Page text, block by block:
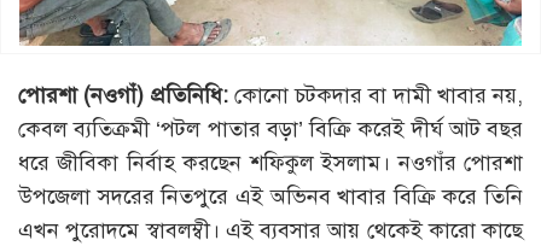
পোরশা (নওগাঁ) প্রতিনিধি:কোনো চটকদার বা দামী খাবার নয়,
কেবল ব্যতিক্রমী ‘পটল পাতার বড়া’ বিক্রি করেই দীর্ঘ আট বছর
ধরে জীবিকা নির্বাহ করছেন শফিকুল ইসলাম। নওগাঁর পোরশা
উপজেলা সদরের নিতপুরে এই অভিনব খাবার বিক্রি করে তিনি
এখন পুরোদমে স্বাবলম্বী। এই ব্যবসার আয় থেকেই কারো কাছে